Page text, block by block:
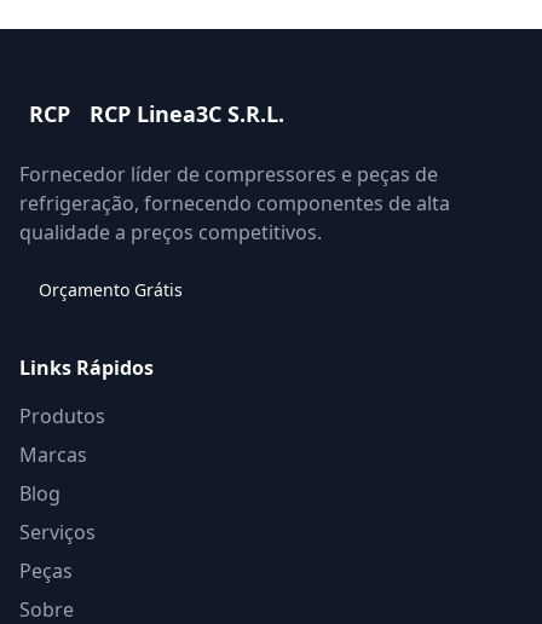
RCP RCP Linea3C S.R.L.
Fornecedor líder de compressores e peças de
refrigeração, fornecendo componentes de alta
qualidade a preços competitivos.
Orçamento Grátis
Links Rápidos
Produtos
Marcas
Blog
Serviços
Peças
Sobre